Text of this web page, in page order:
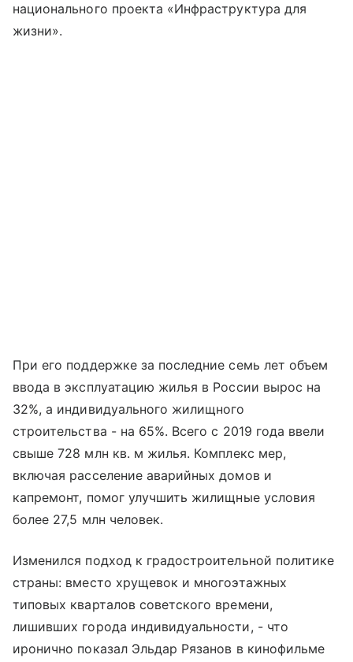
национального проекта «Инфраструктура для
жизни».
При его поддержке за последние семь лет объем
ввода в эксплуатацию жилья в России вырос на
32%, а индивидуального жилищного
строительства - на 65%. Всего с 2019 года ввели
свыше 728 млн кв. м жилья. Комплекс мер,
включая расселение аварийных домов и
капремонт, помог улучшить жилищные условия
более 27,5 млн человек.
Изменился подход к градостроительной политике
страны: вместо хрущевок и многоэтажных
типовых кварталов советского времени,
лишивших города индивидуальности, - что
иронично показал Эльдар Рязанов в кинофильме